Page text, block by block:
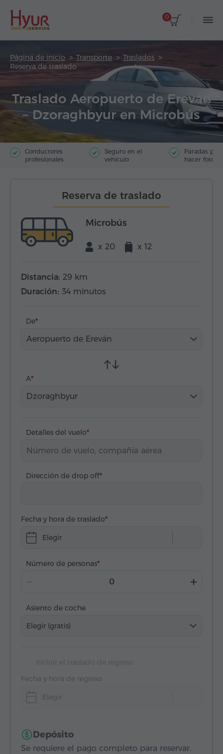
0
Página de inicio Transporte
Traslados
Reserva de traslado
Traslado Aeropuerto de Ereván
– Dzoraghbyur en Microbús
Conductores
profesionales
Seguro en el
vehículo
Paradas para
hacer fotos
Reserva de traslado
Microbús
x 20 x 12
Distancia: 29 km
Duración: 34 minutos
De
Aeropuerto de Ereván
A
Dzoraghbyur
Detalles del vuelo
Dirección de drop off
Fecha y hora de traslado
Elegir
Número de personas
Asiento de coche
Elegir (gratis)
Fecha y hora de regreso
Elegir
Depósito
Se requiere el pago completo para reservar.